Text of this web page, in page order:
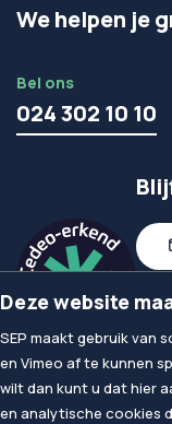
We helpen je
Bel ons
024 302 10 10
© 2026SEP
Deze website
SEP maakt gebruik van
en Vimeo af te kunnen
wilt dan kunt u dat hier
en analytische cookies